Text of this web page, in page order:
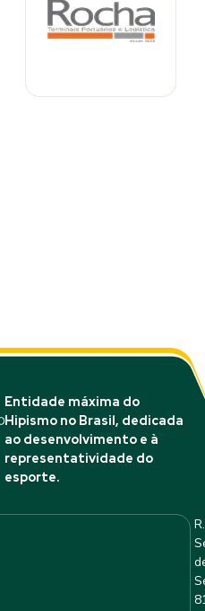
Entidade máxima do
Hipismo no Brasil, dedicada
ao desenvolvimento e à
representatividade do
esporte.
R.